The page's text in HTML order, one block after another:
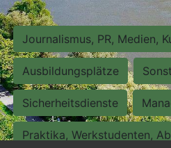
Journalismus, PR, Medien,
Ausbildungsplätze
Sicherheitsdienste
Praktika, Werkstudenten,